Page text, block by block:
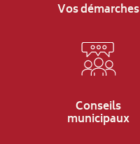
Vos démarches
Conseils
municipaux